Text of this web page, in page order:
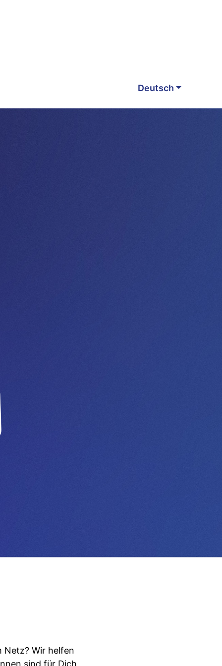
Deutsch
Netz? Wir helfen
sind für Dich